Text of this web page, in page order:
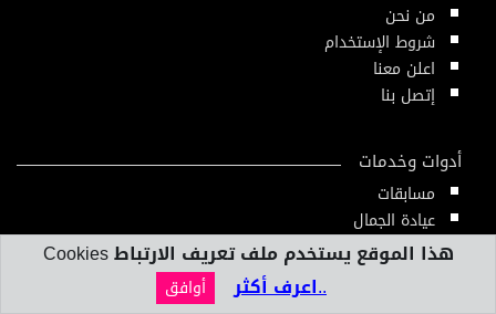
من نحن
شروط الإستخدام
اعلن معنا
إتصل بنا
أدوات وخدمات
مسابقات
عيادة الجمال
دليل الجمال
أدوات ومقاييس
النشرة الإلكترونية
هذا الموقع يستخدم ملف تعريف الارتباط Cookies
..اعرف أكثر
أوافق